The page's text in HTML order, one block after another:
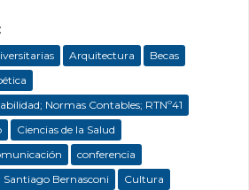
Arquitectura
Becas
Normas Contables; RTNº41
Ciencias de la Salud
conferencia
Santiago Bernasconi
Cultura